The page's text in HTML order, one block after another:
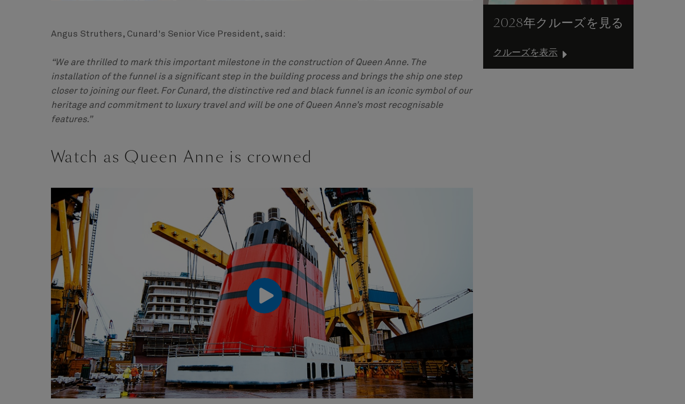
Angus Struthers, Cunard's Senior Vice President, said:
“We are thrilled to mark this important milestone in the construction of Queen Anne. The
installation of the funnel is a significant step in the building process and brings the ship one step
closer to joining our fleet. For Cunard, the distinctive red and black funnel is an iconic symbol of our
heritage and commitment to luxury travel and will be one of Queen Anne’s most recognisable
features.”
Watch as Queen Anne is crowned
2028年クルーズを見る
クルーズを表示